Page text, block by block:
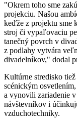
"Okrem toho sme
projekciu. Našou
keďže z projektu sme
stroj či vypaľovaciu
tanečný povrch v
z podlahy vytvára
divadelníkov," dodal
Kultúrne stredisko
scénickým
a vynovili zariadenie
návštevníkov i
vzduchotechniky.